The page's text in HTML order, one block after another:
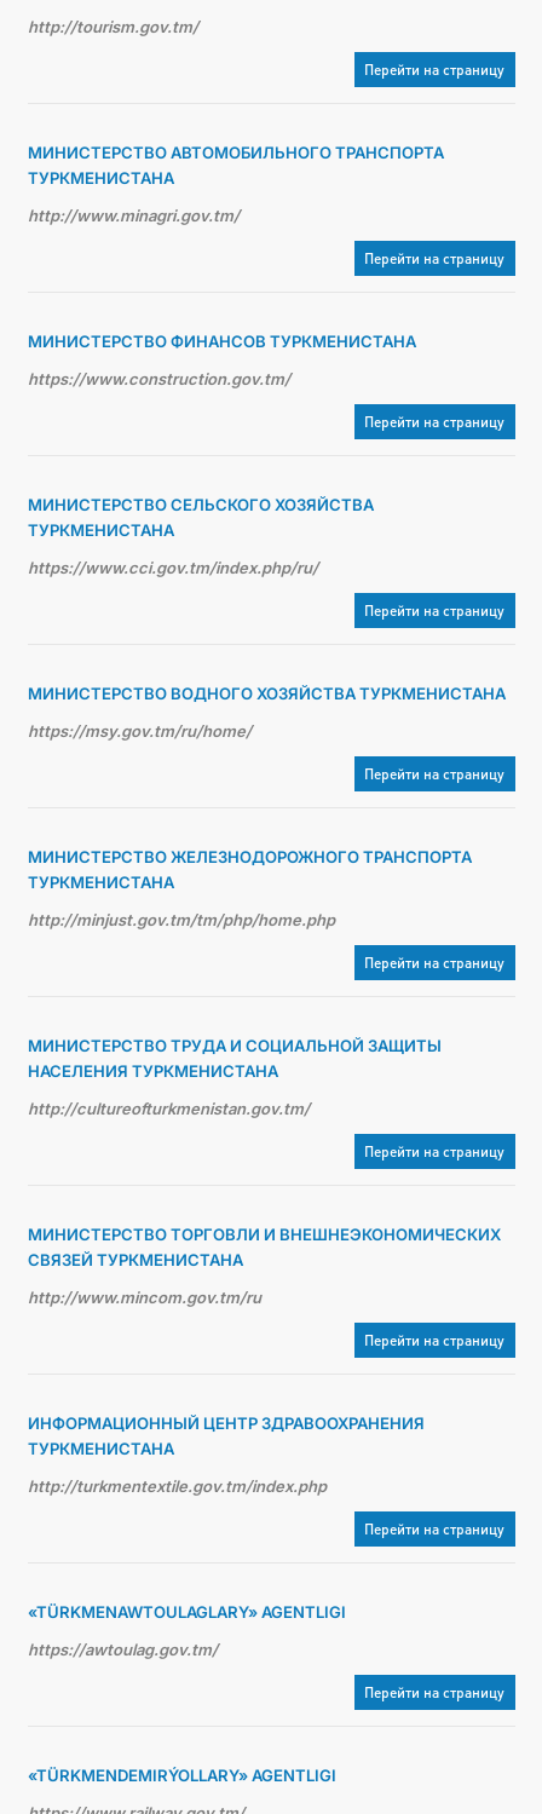
http://tourism.gov.tm/
Перейти на страницу
МИНИСТЕРСТВО АВТОМОБИЛЬНОГО ТРАНСПОРТА
ТУРКМЕНИСТАНА
http://www.minagri.gov.tm/
Перейти на страницу
МИНИСТЕРСТВО ФИНАНСОВ ТУРКМЕНИСТАНА
https://www.construction.gov.tm/
Перейти на страницу
МИНИСТЕРСТВО СЕЛЬСКОГО ХОЗЯЙСТВА
ТУРКМЕНИСТАНА
https://www.cci.gov.tm/index.php/ru/
Перейти на страницу
МИНИСТЕРСТВО ВОДНОГО ХОЗЯЙСТВА ТУРКМЕНИСТАНА
https://msy.gov.tm/ru/home/
Перейти на страницу
МИНИСТЕРСТВО ЖЕЛЕЗНОДОРОЖНОГО ТРАНСПОРТА
ТУРКМЕНИСТАНА
http://minjust.gov.tm/tm/php/home.php
Перейти на страницу
МИНИСТЕРСТВО ТРУДА И СОЦИАЛЬНОЙ ЗАЩИТЫ
НАСЕЛЕНИЯ ТУРКМЕНИСТАНА
http://cultureofturkmenistan.gov.tm/
Перейти на страницу
МИНИСТЕРСТВО ТОРГОВЛИ И ВНЕШНЕЭКОНОМИЧЕСКИХ
СВЯЗЕЙ ТУРКМЕНИСТАНА
http://www.mincom.gov.tm/ru
Перейти на страницу
ИНФОРМАЦИОННЫЙ ЦЕНТР ЗДРАВООХРАНЕНИЯ
ТУРКМЕНИСТАНА
http://turkmentextile.gov.tm/index.php
Перейти на страницу
«TÜRKMENAWTOULAGLARY» AGENTLIGI
https://awtoulag.gov.tm/
Перейти на страницу
«TÜRKMENDEMIRÝOLLARY» AGENTLIGI